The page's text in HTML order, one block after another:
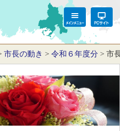
市長の動き > 令和６年度分 > 市